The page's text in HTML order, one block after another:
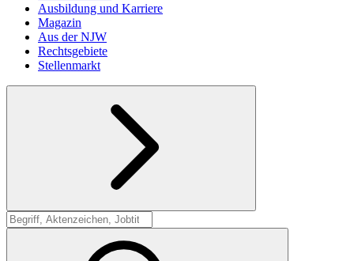
Ausbildung und Karriere
Magazin
Aus der NJW
Rechtsgebiete
Stellenmarkt
Suche